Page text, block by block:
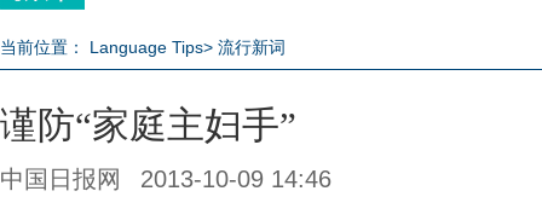
当前位置： Language Tips> 流行新词
谨防“家庭主妇手”
中国日报网 2013-10-09 14:46